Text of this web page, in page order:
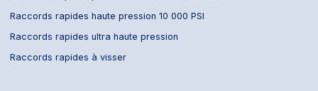
Raccords rapides haute pression 10 000 PSI
Raccords rapides ultra haute pression
Raccords rapides à visser